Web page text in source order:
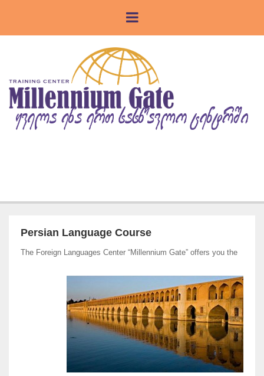
Persian Language Course
The Foreign Languages Center “Millennium Gate” offers you the